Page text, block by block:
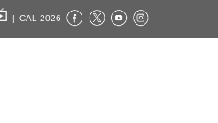
| CAL 2026